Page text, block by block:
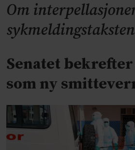
Om
Senatet
som ny